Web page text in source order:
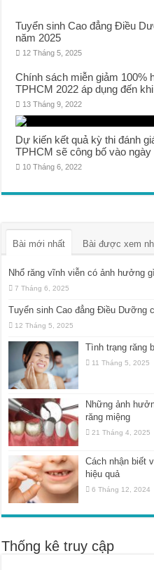
Tuyển sinh Cao đẳng Điều
năm 2025
12 Tháng 5, 2025
Chính sách miễn giảm 100%
TPHCM 2022 áp dụng đến
13 Tháng 9, 2022
Dự kiến kết quả kỳ thi đánh
TPHCM sẽ công bố vào ngày
10 Tháng 6, 2022
Bài mới nhất Bài được xem
Nhổ răng vĩnh viễn có ảnh hưởng
7 Tháng 6, 2025
Tuyển sinh Cao đẳng Điều Dưỡng
12 Tháng 5, 2025
Tình trạng răng
11 Tháng 5, 2025
Những ảnh
răng miệng
21 Tháng 4, 2025
Cách nhận biết
hiệu quả
6 Tháng 12, 2024
Thống kê truy cập